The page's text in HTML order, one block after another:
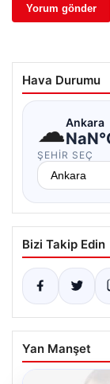
Hava Durumu
☁Ankara
ŞEHIR SEÇ
Bizi Takip Edin
Yan Manşet